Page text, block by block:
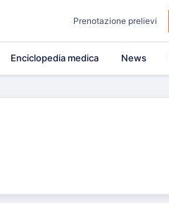
Prenotazione prelievi
Enciclopedia medica News